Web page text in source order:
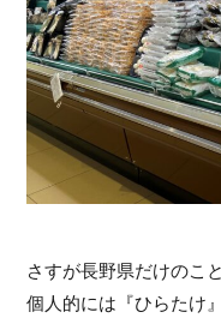
さすが長野県だけのこ
個人的には『ひらたけ